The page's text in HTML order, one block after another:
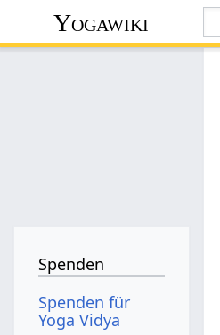
Yogawiki
Spenden
Spenden für
Yoga Vidya